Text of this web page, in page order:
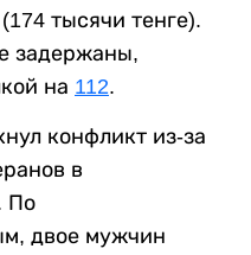
тысячи тенге).
задержаны,
на 112.
конфликт из-за
в
По
двое мужчин